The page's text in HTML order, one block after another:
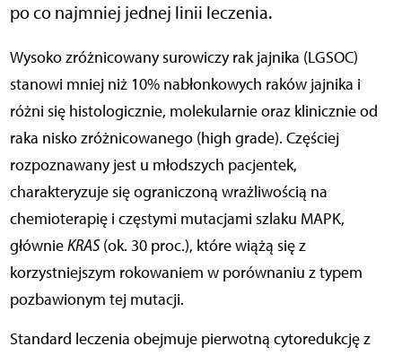
po co najmniej jednej linii leczenia.
Wysoko zróżnicowany surowiczy rak jajnika (LGSOC)
stanowi mniej niż 10% nabłonkowych raków jajnika i
różni się histologicznie, molekularnie oraz klinicznie od
raka nisko zróżnicowanego (high grade). Częściej
rozpoznawany jest u młodszych pacjentek,
charakteryzuje się ograniczoną wrażliwością na
chemioterapię i częstymi mutacjami szlaku MAPK,
głównieKRAS(ok. 30 proc.), które wiążą się z
korzystniejszym rokowaniem w porównaniu z typem
pozbawionym tej mutacji.
Standard leczenia obejmuje pierwotną cytoredukcję z